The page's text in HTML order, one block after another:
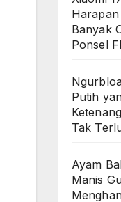
Banyak
Ponsel
Putih
Tak
Ayam
Manis